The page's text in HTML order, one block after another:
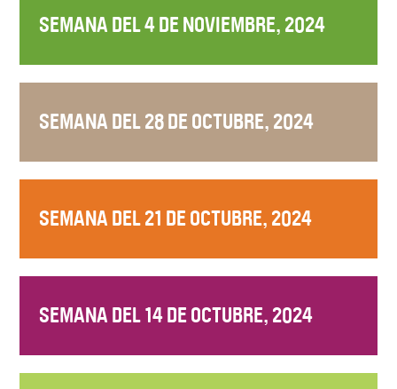
SEMANA DEL 4 DE NOVIEMBRE, 2024
SEMANA DEL 28 DE OCTUBRE, 2024
SEMANA DEL 21 DE OCTUBRE, 2024
SEMANA DEL 14 DE OCTUBRE, 2024